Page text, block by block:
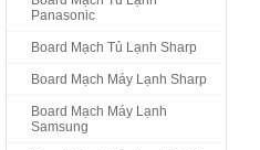
Panasonic
Board Mạch Tủ Lạnh Sharp
Board Mạch Máy Lạnh Sharp
Board Mạch Máy Lạnh
Samsung